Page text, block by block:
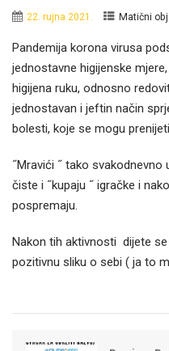
22. rujna 2021. Matični
Pandemija korona virusa
jednostavne higijenske
higijena ruku, odnosno
jednostavan i jeftin način
bolesti, koje se mogu
˝Mravići ˝ tako svakodnevno
čiste i ˝kupaju ˝ igračke i
pospremaju.
Nakon tih aktivnosti dijete
pozitivnu sliku o sebi ( ja to